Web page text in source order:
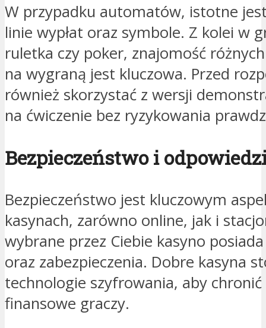
W przypadku automatów, istotne
linie wypłat oraz symbole. Z kolei w
ruletka czy poker, znajomość
na wygraną jest kluczowa. Przed
również skorzystać z wersji
na ćwiczenie bez ryzykowania
Bezpieczeństwo i
Bezpieczeństwo jest kluczowym
kasynach, zarówno online, jak i
wybrane przez Ciebie kasyno
oraz zabezpieczenia. Dobre kasyna
technologie szyfrowania, aby
finansowe graczy.